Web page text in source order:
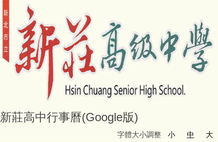
新莊高中行事曆(Google版)
字體大小調整 小 中 大